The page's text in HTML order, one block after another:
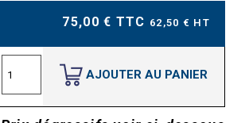
75,00 € TTC 62,50 € HT
AJOUTER AU PANIER